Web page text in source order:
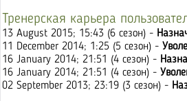
Тренерская карьера
13 August 2015; 15:43 (6 сезон) -
11 December 2014; 1:25 (5 сезон) -
16 January 2014; 21:51 (4 сезон) -
16 January 2014; 21:51 (4 сезон) -
02 September 2013; 23:19 (3 сезон) -